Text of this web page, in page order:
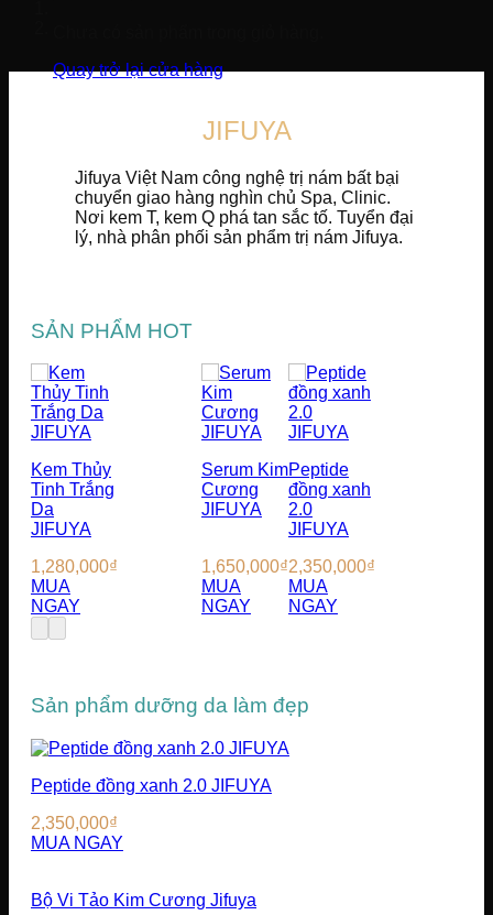
Quay trở lại cửa hàng
JIFUYA
Jifuya Việt Nam công nghệ trị nám bất bại
chuyển giao hàng nghìn chủ Spa, Clinic.
Nơi kem T, kem Q phá tan sắc tố. Tuyển đại
lý, nhà phân phối sản phẩm trị nám Jifuya.
SẢN PHẨM HOT
Kem Thủy
Tinh Trắng
Da
JIFUYA
1,280,000₫
MUA
NGAY
Serum Kim
Cương
JIFUYA
1,650,000₫
MUA
NGAY
Peptide
đồng xanh
2.0
JIFUYA
2,350,000₫
MUA
NGAY
Sản phẩm dưỡng da làm đẹp
Peptide đồng xanh 2.0 JIFUYA
2,350,000₫
MUA NGAY
Bộ Vi Tảo Kim Cương Jifuya